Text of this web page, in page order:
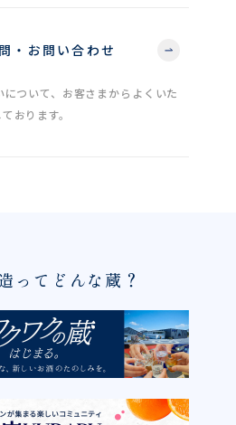
・お問い合わせ
ついて、お客さまからよくいた
おります。
ってどんな蔵？